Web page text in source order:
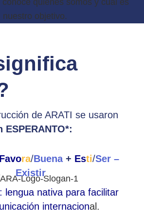
de ARATI se usaron
ESPERANTO*:
Favora/Buena+ Esti/Ser –
Existir
lengua nativa para facilitar
internacional.